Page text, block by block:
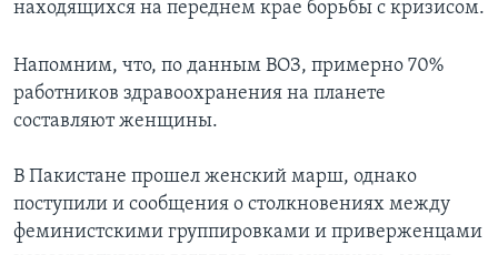
находящихся на переднем крае борьбы с кризисом.
Напомним, что, по данным ВОЗ, примерно 70%
работников здравоохранения на планете
составляют женщины.
В Пакистане прошел женский марш, однако
поступили и сообщения о столкновениях между
феминистскими группировками и приверженцами